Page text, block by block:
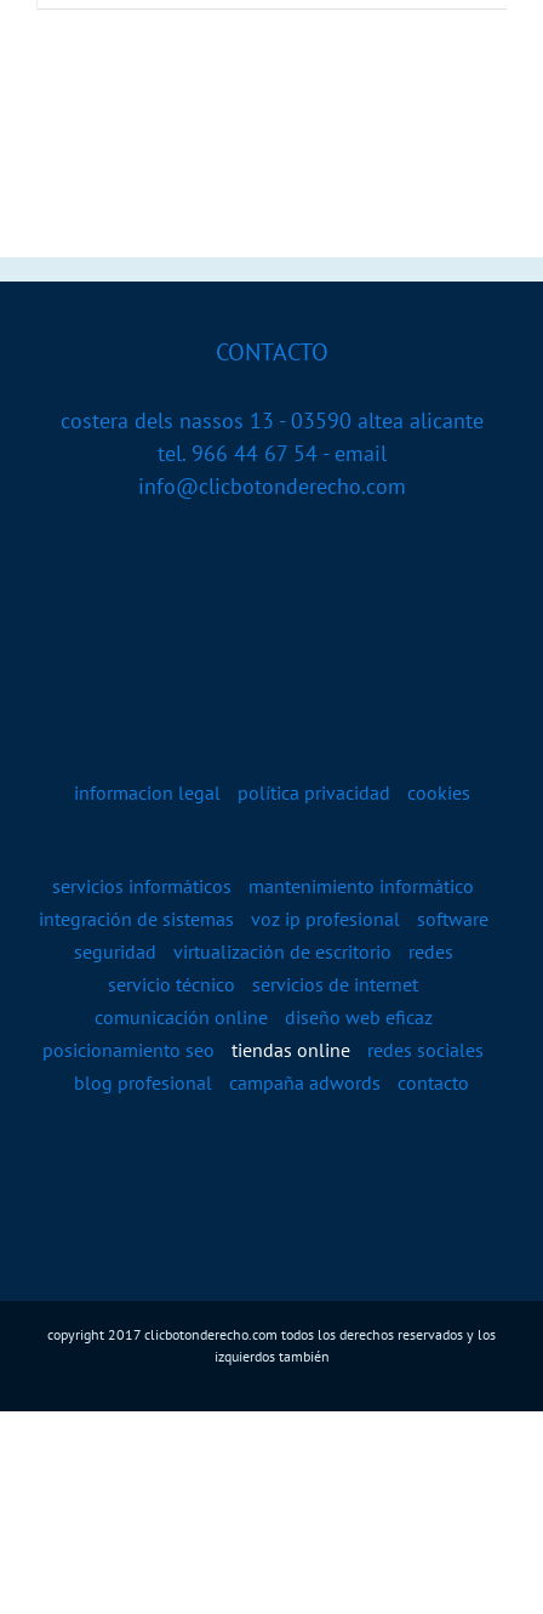
CONTACTO
costera dels nassos 13 - 03590 altea alicante
tel. 966 44 67 54 - email
info@clicbotonderecho.com
informacion legal política privacidad cookies
servicios informáticos
mantenimiento informático
integración de sistemas
voz ip profesional
software
seguridad
virtualización de escritorio
redes
servicio técnico
servicios de internet
comunicación online
diseño web eficaz
posicionamiento seo
tiendas online
redes sociales
blog profesional
campaña adwords contacto
copyright 2017 clicbotonderecho.com todos los derechos reservados y los
izquierdos también